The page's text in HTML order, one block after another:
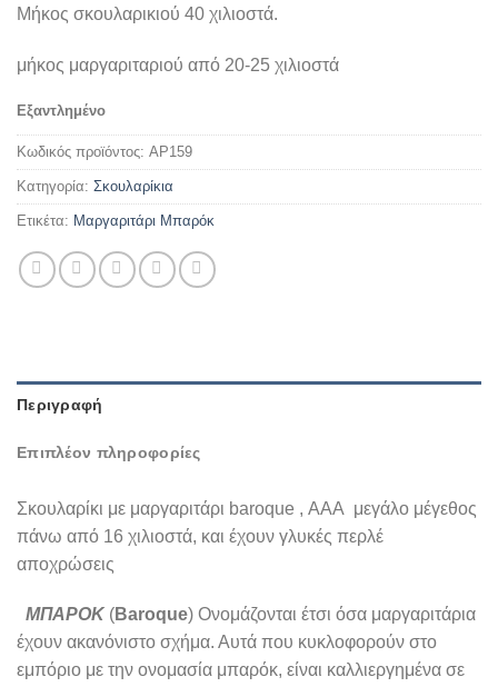
Μήκος σκουλαρικιού 40 χιλιοστά.
μήκος μαργαριταριού από 20-25 χιλιοστά
Εξαντλημένο
Κωδικός προϊόντος: AP159
Κατηγορία: Σκουλαρίκια
Ετικέτα: Μαργαριτάρι Μπαρόκ
Περιγραφή
Επιπλέον πληροφορίες
Σκουλαρίκι με μαργαριτάρι baroque , ΑΑΑ μεγάλο μέγεθος
πάνω από 16 χιλιοστά, και έχουν γλυκές περλέ
αποχρώσεις
ΜΠΑΡΟΚ (Baroque) Ονομάζονται έτσι όσα μαργαριτάρια
έχουν ακανόνιστο σχήμα. Αυτά που κυκλοφορούν στο
εμπόριο με την ονομασία μπαρόκ, είναι καλλιεργημένα σε